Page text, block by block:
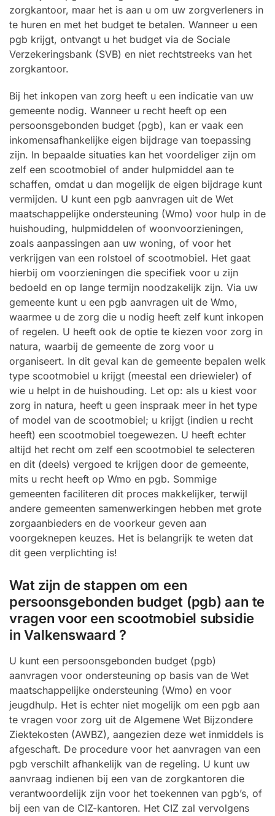
zorgkantoor, maar het is aan u om uw zorgverleners in
te huren en met het budget te betalen. Wanneer u een
pgb krijgt, ontvangt u het budget via de Sociale
Verzekeringsbank (SVB) en niet rechtstreeks van het
zorgkantoor.
Bij het inkopen van zorg heeft u een indicatie van uw
gemeente nodig. Wanneer u recht heeft op een
persoonsgebonden budget (pgb), kan er vaak een
inkomensafhankelijke eigen bijdrage van toepassing
zijn. In bepaalde situaties kan het voordeliger zijn om
zelf een scootmobiel of ander hulpmiddel aan te
schaffen, omdat u dan mogelijk de eigen bijdrage kunt
vermijden. U kunt een pgb aanvragen uit de Wet
maatschappelijke ondersteuning (Wmo) voor hulp in de
huishouding, hulpmiddelen of woonvoorzieningen,
zoals aanpassingen aan uw woning, of voor het
verkrijgen van een rolstoel of scootmobiel. Het gaat
hierbij om voorzieningen die specifiek voor u zijn
bedoeld en op lange termijn noodzakelijk zijn. Via uw
gemeente kunt u een pgb aanvragen uit de Wmo,
waarmee u de zorg die u nodig heeft zelf kunt inkopen
of regelen. U heeft ook de optie te kiezen voor zorg in
natura, waarbij de gemeente de zorg voor u
organiseert. In dit geval kan de gemeente bepalen welk
type scootmobiel u krijgt (meestal een driewieler) of
wie u helpt in de huishouding. Let op: als u kiest voor
zorg in natura, heeft u geen inspraak meer in het type
of model van de scootmobiel; u krijgt (indien u recht
heeft) een scootmobiel toegewezen. U heeft echter
altijd het recht om zelf een scootmobiel te selecteren
en dit (deels) vergoed te krijgen door de gemeente,
mits u recht heeft op Wmo en pgb. Sommige
gemeenten faciliteren dit proces makkelijker, terwijl
andere gemeenten samenwerkingen hebben met grote
zorgaanbieders en de voorkeur geven aan
voorgeknepen keuzes. Het is belangrijk te weten dat
dit geen verplichting is!
Wat zijn de stappen om een
persoonsgebonden budget (pgb) aan te
vragen voor een scootmobiel subsidie
in Valkenswaard ?
U kunt een persoonsgebonden budget (pgb)
aanvragen voor ondersteuning op basis van de Wet
maatschappelijke ondersteuning (Wmo) en voor
jeugdhulp. Het is echter niet mogelijk om een pgb aan
te vragen voor zorg uit de Algemene Wet Bijzondere
Ziektekosten (AWBZ), aangezien deze wet inmiddels is
afgeschaft. De procedure voor het aanvragen van een
pgb verschilt afhankelijk van de regeling. U kunt uw
aanvraag indienen bij een van de zorgkantoren die
verantwoordelijk zijn voor het toekennen van pgb’s, of
bij een van de CIZ-kantoren. Het CIZ zal vervolgens